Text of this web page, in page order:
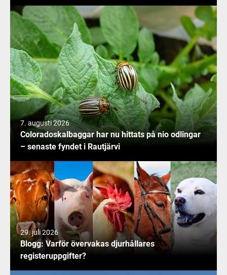
7. augusti 2026
Coloradoskalbaggar har nu hittats på nio odlingar
– senaste fyndet i Rautjärvi
29. juli 2026
Blogg: Varför övervakas djurhållares
registeruppgifter?